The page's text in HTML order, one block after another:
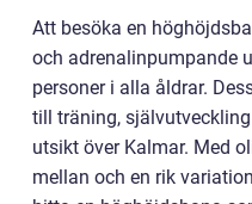
Att besöka en
och adrenalinpumpande
personer i alla åldrar.
till träning,
utsikt över Kalmar. Med
mellan och en rik